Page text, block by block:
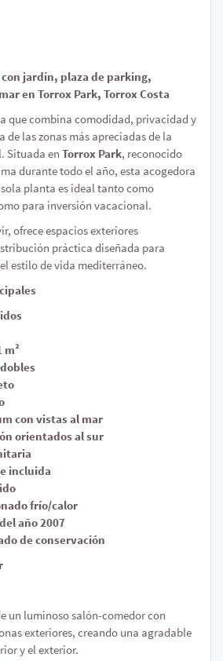
con jardín, plaza de parking,
en Torrox Park, Torrox Costa
que combina comodidad, privacidad y
de las zonas más apreciadas de la
Situada en Torrox Park, reconocido
durante todo el año, esta acogedora
planta es ideal tanto como
para inversión vacacional.
ofrece espacios exteriores
práctica diseñada para
estilo de vida mediterráneo.
m²
con vistas al mar
orientados al sur
incluida
frío/calor
año 2007
de conservación
un luminoso salón-comedor con
exteriores, creando una agradable
y el exterior.